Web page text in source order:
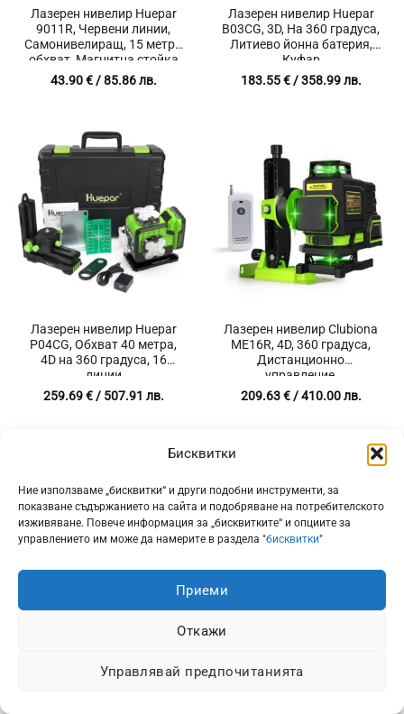
Бисквитки
Ние използваме „бисквитки“ и други подобни инструменти, за
показване съдържанието на сайта и подобряване на потребителското
изживяване. Повече информация за „бисквитките“ и опциите за
управлението им може да намерите в раздела "бисквитки"
Приеми
Откажи
Управлявай предпочитанията
Лазерен нивелир Huepar
9011R, Червени линии,
Самонивелиращ, 15 метра
обхват, Магнитна стойка
43.90€/ 85.86 лв.
Лазерен нивелир Huepar
B03CG, 3D, На 360 градуса,
Литиево йонна батерия,
Куфар
183.55€/ 358.99 лв.
Лазерен нивелир Huepar
P04CG, Обхват 40 метра,
4D на 360 градуса, 16
линии
259.69€/ 507.91 лв.
Лазерен нивелир Clubiona
ME16R, 4D, 360 градуса,
Дистанционно
управление,
Презареждаща батерия
5200 mAh
209.63€/ 410.00 лв.
3D, 12 зелени лазерни